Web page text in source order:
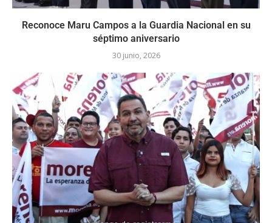
Reconoce Maru Campos a la Guardia Nacional en su
séptimo aniversario
30 junio, 2026